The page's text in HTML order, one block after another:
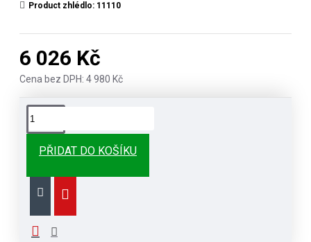
6 026 Kč
Cena bez DPH: 4 980 Kč
Product zhlédlo: 11110
PŘIDAT DO KOŠÍKU